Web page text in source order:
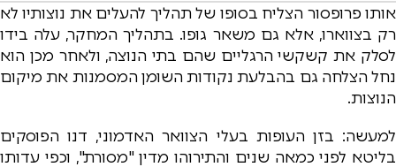
אותו פרופסור הצליח בסופו של תהליך להעלים את נוצותיו לא
רק בצווארו, אלא גם משאר גופו. בתהליך המחקר, עלה בידו
לסלק את קשקשי הרגליים שהם בתי הנוצה, ולאחר מכן הוא
נחל הצלחה גם בהבלעת נקודות השומן המסמנות את מיקום
הנוצות.
למעשה: בזן העופות בעלי הצוואר האדמוני, דנו הפוסקים
בליטא לפני כמאה שנים והתירוהו מדין "מסורת", וכפי עדותו